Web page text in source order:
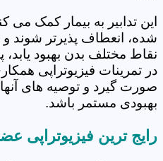
این تدابیر به بیمار کمک می
شده، انعطاف پذیرتر شوند
نقاط مختلف بدن بهبود
در تمرینات فیزیوتراپی
صورت گیرد و توصیه های آنها
بهبودی مستمر باشد.
رایج ترین فیزیوتراپی